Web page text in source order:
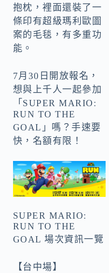
抱枕，裡面還裝了一
條印有超級瑪利歐圖
案的毛毯，有多重功
能。
7月30日開放報名，
想與上千人一起參加
「SUPER MARIO:
RUN TO THE
GOAL」嗎？手速要
快，名額有限！
SUPER MARIO:
RUN TO THE
GOAL 場次資訊一覽
【台中場】